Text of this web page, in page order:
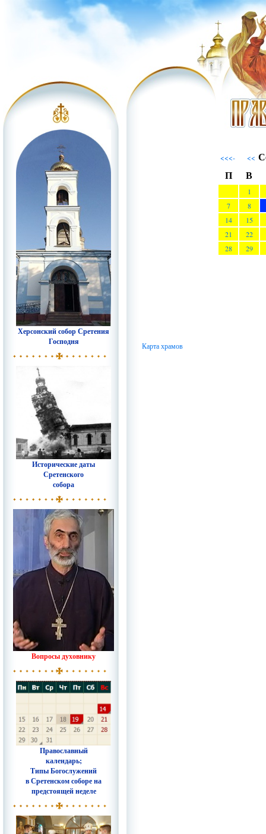
Херсонский собор Сретения
Господня
Исторические даты
Сретенского
собора
Вопросы духовнику
Православный
календарь;
Типы Богослужений
в Сретенском соборе на
предстоящей неделе
<<<- <<
П
В
1
7
8
14
15
21
22
28
29
Карта храмов